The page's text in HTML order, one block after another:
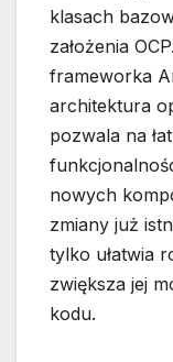
klasach
założenia
frameworka
architektura
pozwala na
nowych
zmiany już
tylko ułatwia
zwiększa jej
kodu.